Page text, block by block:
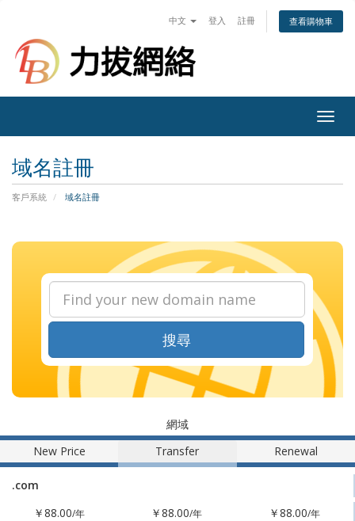
中文 登入 註冊 查看購物車
域名註冊
客戶系統 域名註冊
搜尋
網域
New Price
Transfer Renewal
.com
￥88.00/年 ￥88.00/年 ￥88.00/年